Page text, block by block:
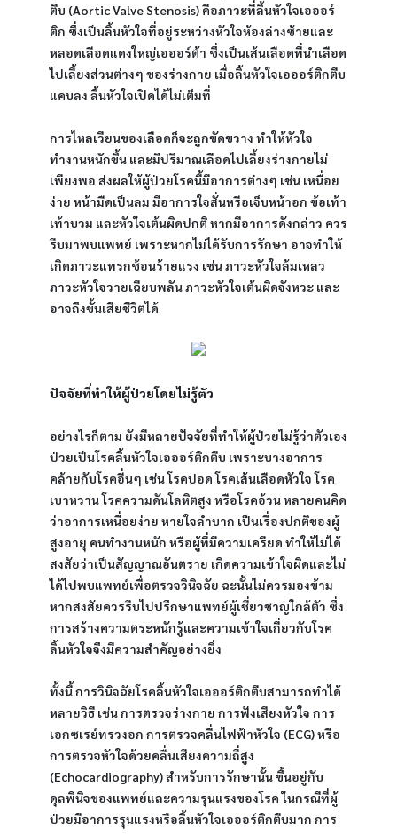
ตีบ (Aortic Valve Stenosis) คือภาวะที่ลิ้นหัวใจเอออร์
ติก ซึ่งเป็นลิ้นหัวใจที่อยู่ระหว่างหัวใจห้องล่างซ้ายและ
หลอดเลือดแดงใหญ่เอออร์ต้า ซึ่งเป็นเส้นเลือดที่นำเลือด
ไปเลี้ยงส่วนต่างๆ ของร่างกาย เมื่อลิ้นหัวใจเอออร์ติกตีบ
แคบลง ลิ้นหัวใจเปิดได้ไม่เต็มที่
การไหลเวียนของเลือดก็จะถูกขัดขวาง ทำให้หัวใจ
ทำงานหนักขึ้น และมีปริมาณเลือดไปเลี้ยงร่างกายไม่
เพียงพอ ส่งผลให้ผู้ป่วยโรคนี้มีอาการต่างๆ เช่น เหนื่อย
ง่าย หน้ามืดเป็นลม มีอาการใจสั่นหรือเจ็บหน้าอก ข้อเท้า
เท้าบวม และหัวใจเต้นผิดปกติ หากมีอาการดังกล่าว ควร
รีบมาพบแพทย์ เพราะหากไม่ได้รับการรักษา อาจทำให้
เกิดภาวะแทรกซ้อนร้ายแรง เช่น ภาวะหัวใจล้มเหลว
ภาวะหัวใจวายเฉียบพลัน ภาวะหัวใจเต้นผิดจังหวะ และ
อาจถึงขั้นเสียชีวิตได้
ปัจจัยที่ทำให้ผู้ป่วยโดยไม่รู้ตัว
อย่างไรก็ตาม ยังมีหลายปัจจัยที่ทำให้ผู้ป่วยไม่รู้ว่าตัวเอง
ป่วยเป็นโรคลิ้นหัวใจเอออร์ติกตีบ เพราะบางอาการ
คล้ายกับโรคอื่นๆ เช่น โรคปอด โรคเส้นเลือดหัวใจ โรค
เบาหวาน โรคความดันโลหิตสูง หรือโรคอ้วน หลายคนคิด
ว่าอาการเหนื่อยง่าย หายใจลำบาก เป็นเรื่องปกติของผู้
สูงอายุ คนทำงานหนัก หรือผู้ที่มีความเครียด ทำให้ไม่ได้
สงสัยว่าเป็นสัญญาณอันตราย เกิดความเข้าใจผิดและไม่
ได้ไปพบแพทย์เพื่อตรวจวินิจฉัย ฉะนั้นไม่ควรมองข้าม
หากสงสัยควรรีบไปปรึกษาแพทย์ผู้เชี่ยวชาญใกล้ตัว ซึ่ง
การสร้างความตระหนักรู้และความเข้าใจเกี่ยวกับโรค
ลิ้นหัวใจจึงมีความสำคัญอย่างยิ่ง
ทั้งนี้ การวินิจฉัยโรคลิ้นหัวใจเอออร์ติกตีบสามารถทำได้
หลายวิธี เช่น การตรวจร่างกาย การฟังเสียงหัวใจ การ
เอกซเรย์ทรวงอก การตรวจคลื่นไฟฟ้าหัวใจ (ECG) หรือ
การตรวจหัวใจด้วยคลื่นเสียงความถี่สูง
(Echocardiography) สำหรับการรักษานั้น ขึ้นอยู่กับ
ดุลพินิจของแพทย์และความรุนแรงของโรค ในกรณีที่ผู้
ป่วยมีอาการรุนแรงหรือลิ้นหัวใจเอออร์ติกตีบมาก การ